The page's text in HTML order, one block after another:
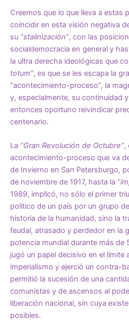
Creemos que lo que lleva a estas
coincidir en esta visión negativa
su “stalinización”, con las
socialdemocracia en general y
la ultra derecha ideológicas que
totum”, es que se les escapa la
“acontecimiento-proceso”, la
y, especialmente, su continuidad
entonces oportuno reivindicar
centenario.
La “Gran Revolución de Octubre”,
acontecimiento-proceso que va
de Invierno en San Petersburgo,
de noviembre de 1917, hasta la
1989, implicó, no sólo el primer
político de un país por un grupo
historia de la humanidad, sino la
feudal, atrasado y perdedor en la
potencia mundial durante más de
jugó un papel decisivo en el límite
imperialismo y ejerció un contra-
permitió la sucesión de una
comunistas y de ascensos al
liberación nacional, sin cuya
posibles.